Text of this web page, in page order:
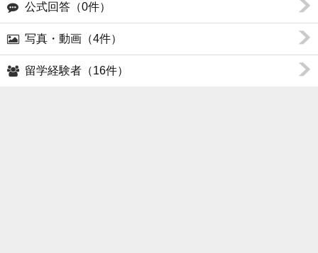
公式回答（0件）
写真・動画（4件）
留学経験者（16件）